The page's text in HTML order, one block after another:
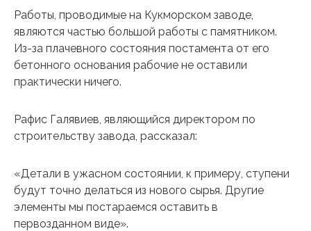
Работы, проводимые на Кукморском заводе,
являются частью большой работы с памятником.
Из-за плачевного состояния постамента от его
бетонного основания рабочие не оставили
практически ничего.
Рафис Галявиев, являющийся директором по
строительству завода, рассказал:
«Детали в ужасном состоянии, к примеру, ступени
будут точно делаться из нового сырья. Другие
элементы мы постараемся оставить в
первозданном виде».